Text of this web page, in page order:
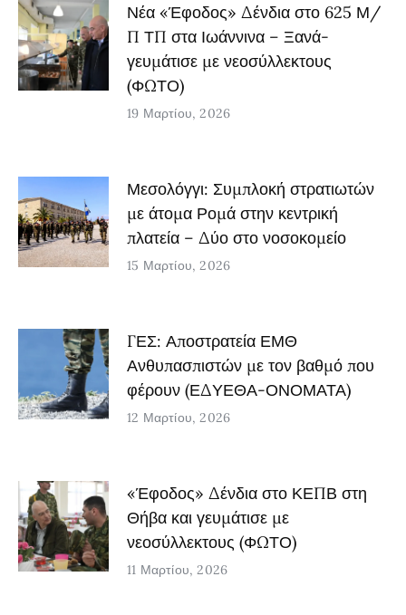
Νέα «Έφοδος» Δένδια στο 625 Μ/
Π ΤΠ στα Ιωάννινα – Ξανά-
γευμάτισε με νεοσύλλεκτους
(ΦΩΤΟ)
19 Μαρτίου, 2026
Μεσολόγγι: Συμπλοκή στρατιωτών
με άτομα Ρομά στην κεντρική
πλατεία – Δύο στο νοσοκομείο
15 Μαρτίου, 2026
ΓΕΣ: Αποστρατεία ΕΜΘ
Ανθυπασπιστών με τον βαθμό που
φέρουν (ΕΔΥΕΘΑ-ΟΝΟΜΑΤΑ)
12 Μαρτίου, 2026
«Έφοδος» Δένδια στο ΚΕΠΒ στη
Θήβα και γευμάτισε με
νεοσύλλεκτους (ΦΩΤΟ)
11 Μαρτίου, 2026